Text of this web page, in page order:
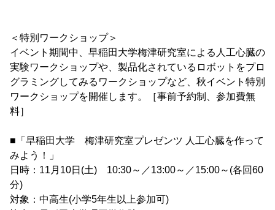
＜特別ワークショップ＞
イベント期間中、早稲田大学梅津研究室による人工心臓の
実験ワークショップや、製品化されているロボットをプロ
グラミングしてみるワークショップなど、秋イベント特別
ワークショップを開催します。［事前予約制、参加費無
料］
■「早稲田大学 梅津研究室プレゼンツ 人工心臓を作って
みよう！」
日時：11月10日(土) 10:30～／13:00～／15:00～(各回60
分)
対象：中高生(小学5年生以上参加可)